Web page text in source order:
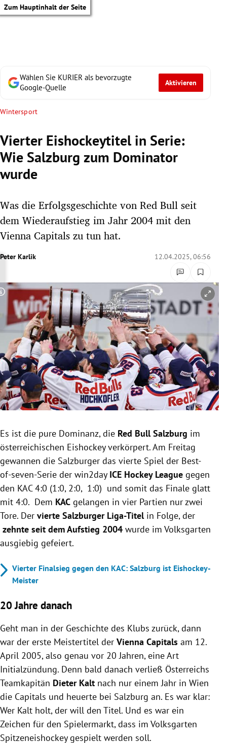
Zum Hauptinhalt der Seite
Untermenü
Untermenü
Untermenü
Untermenü
Untermenü
Untermenü
Untermenü
Untermenü
Untermenü
Wählen Sie KURIER als bevorzugte
Google-Quelle
Aktivieren
Wintersport
Vierter Eishockeytitel in Serie:
Wie Salzburg zum Dominator
wurde
Was die Erfolgsgeschichte von Red Bull seit
dem Wiederaufstieg im Jahr 2004 mit den
Vienna Capitals zu tun hat.
Peter Karlik 12.04.2025, 06:56
Copyright-Hinweis öffnen/schließen
Es ist die pure Dominanz, die Red Bull Salzburg im
österreichischen Eishockey verkörpert. Am Freitag
gewannen die Salzburger das vierte Spiel der Best-
of-seven-Serie der win2day ICE Hockey League gegen
den KAC 4:0 (1:0, 2:0, 1:0) und somit das Finale glatt
mit 4:0. Dem KAC gelangen in vier Partien nur zwei
Tore. Der vierte Salzburger Liga-Titel in Folge, der
zehnte seit dem Aufstieg 2004 wurde im Volksgarten
ausgiebig gefeiert.
Vierter Finalsieg gegen den KAC: Salzburg ist Eishockey-
Meister
20 Jahre danach
Geht man in der Geschichte des Klubs zurück, dann
war der erste Meistertitel der Vienna Capitals am 12.
April 2005, also genau vor 20 Jahren, eine Art
Initialzündung. Denn bald danach verließ Österreichs
Teamkapitän Dieter Kalt nach nur einem Jahr in Wien
die Capitals und heuerte bei Salzburg an. Es war klar:
Wer Kalt holt, der will den Titel. Und es war ein
Zeichen für den Spielermarkt, dass im Volksgarten
Spitzeneishockey gespielt werden soll.